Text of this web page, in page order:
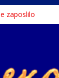
zaposlilo